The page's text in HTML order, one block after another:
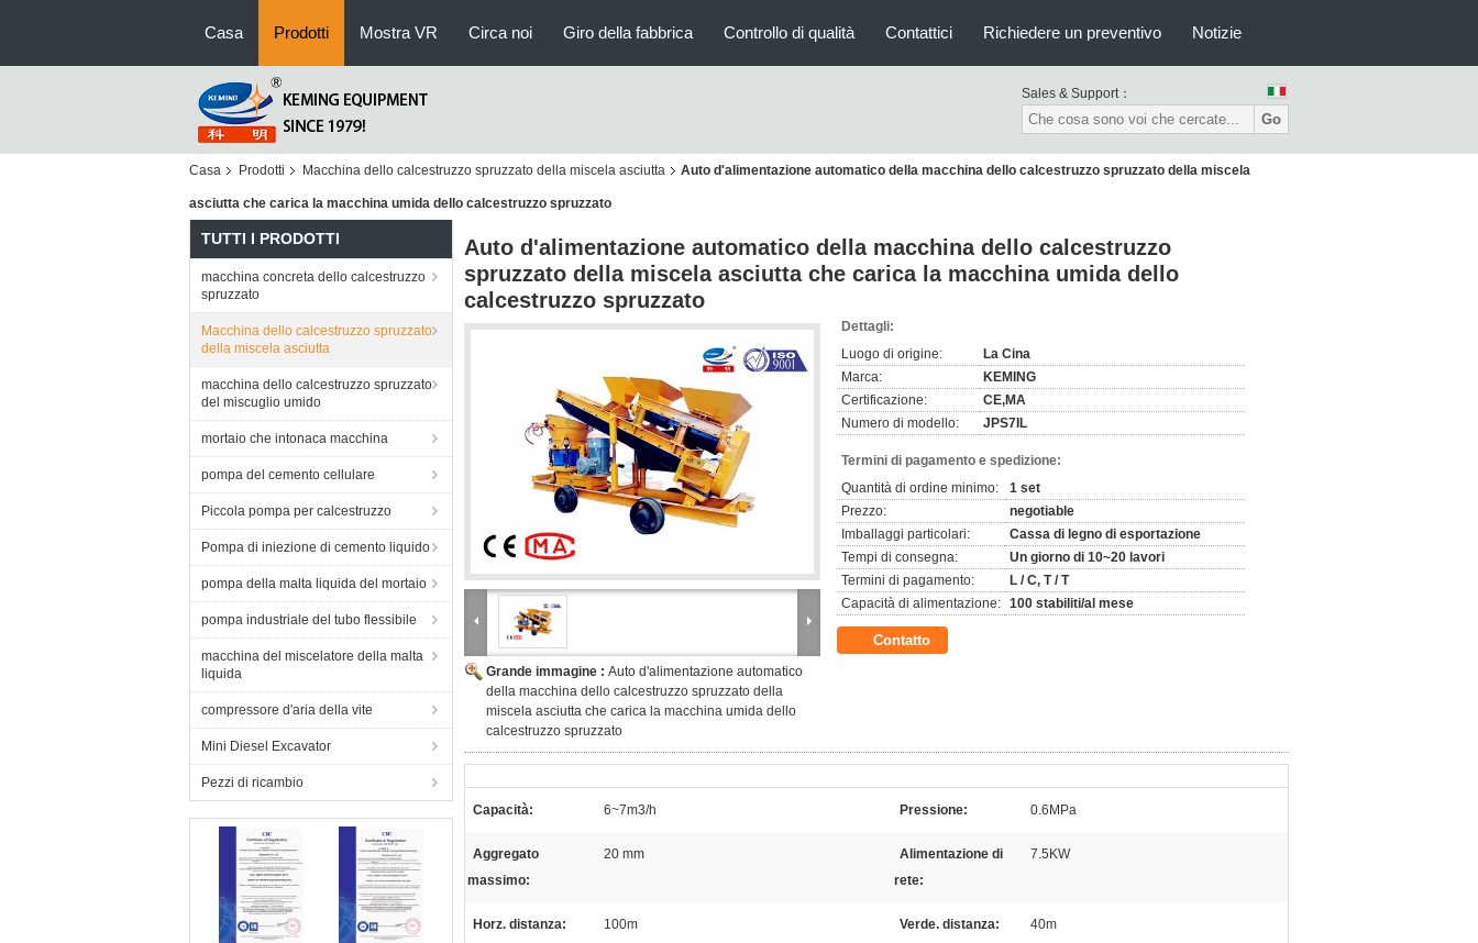
Casa Prodotti Mostra VR Circa noi Giro della fabbrica Controllo di qualità Contattici Richiedere un preventivo Notizie
Sales & Support：
Go
Casa Prodotti Macchina dello calcestruzzo spruzzato della miscela asciutta Auto d'alimentazione automatico della macchina dello calcestruzzo spruzzato della miscela
asciutta che carica la macchina umida dello calcestruzzo spruzzato
TUTTI I PRODOTTI
macchina concreta dello calcestruzzo
spruzzato
Macchina dello calcestruzzo spruzzato
della miscela asciutta
macchina dello calcestruzzo spruzzato
del miscuglio umido
mortaio che intonaca macchina
pompa del cemento cellulare
Piccola pompa per calcestruzzo
Pompa di iniezione di cemento liquido
pompa della malta liquida del mortaio
pompa industriale del tubo flessibile
macchina del miscelatore della malta
liquida
compressore d'aria della vite
Mini Diesel Excavator
Pezzi di ricambio
Auto d'alimentazione automatico della macchina dello calcestruzzo
spruzzato della miscela asciutta che carica la macchina umida dello
calcestruzzo spruzzato
Grande immagine : Auto d'alimentazione automatico
della macchina dello calcestruzzo spruzzato della
miscela asciutta che carica la macchina umida dello
calcestruzzo spruzzato
Dettagli:
Luogo di origine:
La Cina
Marca:
KEMING
Certificazione:
CE,MA
Numero di modello:
JPS7IL
Termini di pagamento e spedizione:
Quantità di ordine minimo:
1 set
Prezzo:
negotiable
Imballaggi particolari:
Cassa di legno di esportazione
Tempi di consegna:
Un giorno di 10~20 lavori
Termini di pagamento:
L / C, T / T
Capacità di alimentazione: 100 stabiliti/al mese
Contatto
Capacità: 6~7m3/h Pressione: 0.6MPa
Aggregato
massimo:
20 mm
Alimentazione di
rete:
7.5KW
Horz. distanza: 100m Verde. distanza: 40m